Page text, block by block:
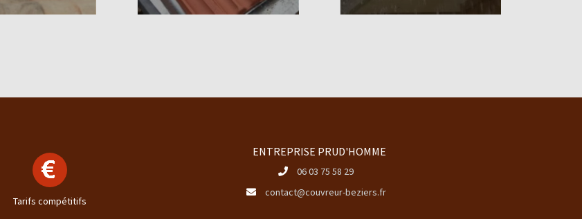
Tarifs compétitifs
ENTREPRISE PRUD'HOMME
06 03 75 58 29
contact@couvreur-beziers.fr